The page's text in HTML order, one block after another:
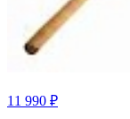
11 990 ₽